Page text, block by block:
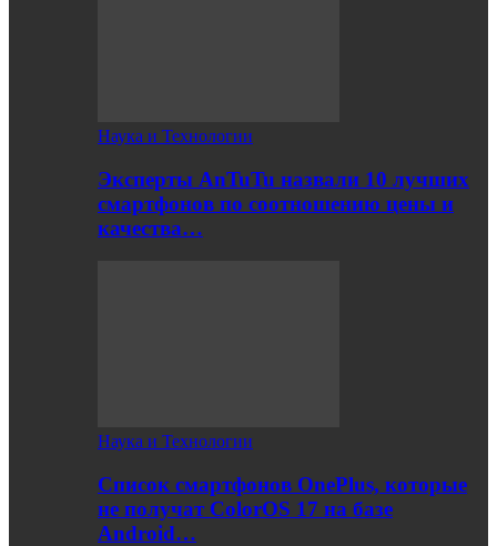
Наука и Технологии
Эксперты AnTuTu назвали 10 лучших
смартфонов по соотношению цены и
качества…
Наука и Технологии
Список смартфонов OnePlus, которые
не получат ColorOS 17 на базе
Android…